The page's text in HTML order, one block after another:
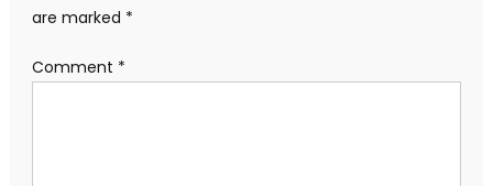
are marked *
Comment *